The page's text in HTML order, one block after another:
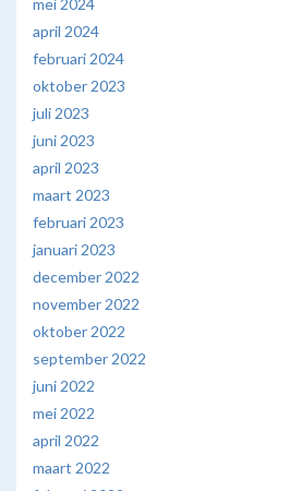
april 2024
februari 2024
oktober 2023
juli 2023
juni 2023
april 2023
maart 2023
februari 2023
januari 2023
december 2022
november 2022
oktober 2022
september 2022
juni 2022
mei 2022
april 2022
maart 2022